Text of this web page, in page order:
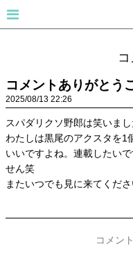
コメントありがとう
2025 08 13 22:26
スパダリクソ野郎は笑いま
わたしは黒尾のアクスタを1
いいですよね。連載したい
せん笑
またいつでも見に来てくださ
コメン